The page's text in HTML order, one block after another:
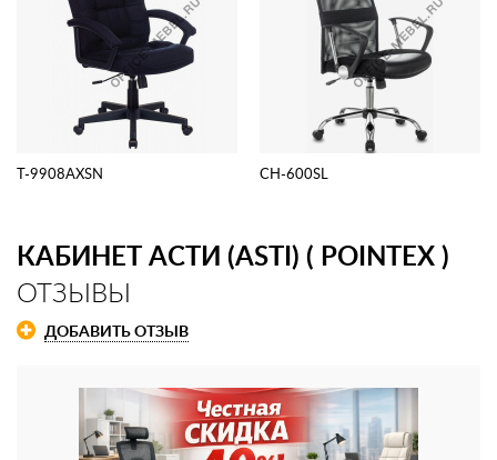
T-9908AXSN CH-600SL
КАБИНЕТ АСТИ (ASTI) ( POINTEX )
ОТЗЫВЫ
ДОБАВИТЬ ОТЗЫВ